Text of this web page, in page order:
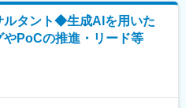
サービス
月程度の手厚い内容となっておりま
ーション研修
研修あり
ルタント◆生成AIを用いた
PoCの推進・リード等